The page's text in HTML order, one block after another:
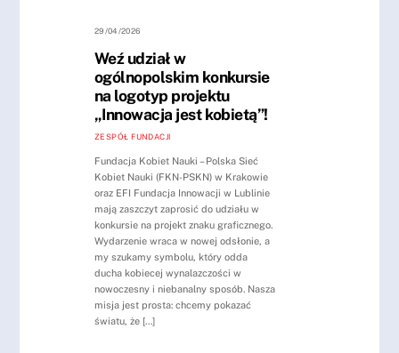
29/04/2026
Weź udział w
ogólnopolskim konkursie
na logotyp projektu
„Innowacja jest kobietą”!
ZESPÓŁ FUNDACJI
Fundacja Kobiet Nauki – Polska Sieć
Kobiet Nauki (FKN-PSKN) w Krakowie
oraz EFI Fundacja Innowacji w Lublinie
mają zaszczyt zaprosić do udziału w
konkursie na projekt znaku graficznego.
Wydarzenie wraca w nowej odsłonie, a
my szukamy symbolu, który odda
ducha kobiecej wynalazczości w
nowoczesny i niebanalny sposób. Nasza
misja jest prosta: chcemy pokazać
światu, że […]